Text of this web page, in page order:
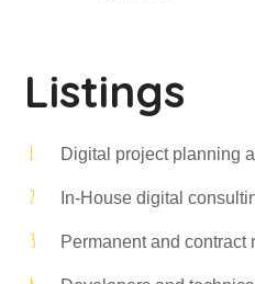
Listings
Digital project planning
In-House digital
Permanent and contract